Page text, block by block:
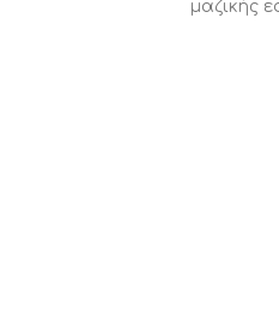
μαζικής